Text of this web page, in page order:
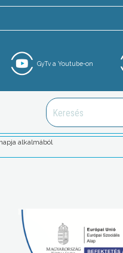
GyTv a Youtube-on
alkalmából